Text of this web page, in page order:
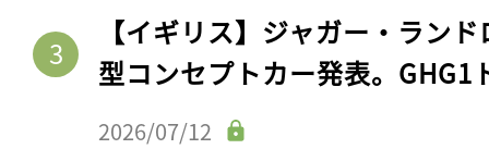
【イギリス】ジャガー・ラン
型コンセプトカー発表。GHG1
2026/07/12